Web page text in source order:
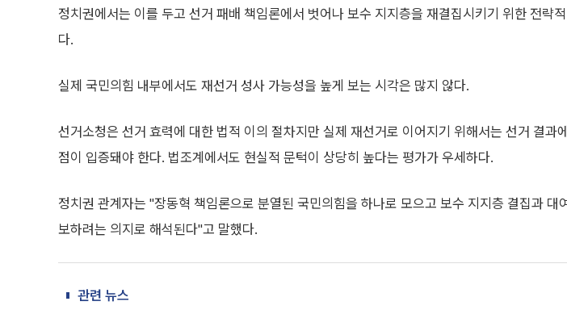
정치권에서는 이를 두고 선거 패배 책임론에서 벗어나 보수 지지층을 재결집시키기 위한 전략
다.
실제 국민의힘 내부에서도 재선거 성사 가능성을 높게 보는 시각은 많지 않다.
선거소청은 선거 효력에 대한 법적 이의 절차지만 실제 재선거로 이어지기 위해서는 선거 결과
점이 입증돼야 한다. 법조계에서도 현실적 문턱이 상당히 높다는 평가가 우세하다.
정치권 관계자는 "장동혁 책임론으로 분열된 국민의힘을 하나로 모으고 보수 지지층 결집과 대
보하려는 의지로 해석된다"고 말했다.
관련 뉴스